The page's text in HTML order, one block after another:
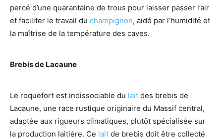
percé d’une quarantaine de trous pour laisser passer l’air
et faciliter le travail du champignon, aidé par l’humidité et
la maîtrise de la température des caves.
Brebis de Lacaune
Le roquefort est indissociable du lait des brebis de
Lacaune, une race rustique originaire du Massif central,
adaptée aux rigueurs climatiques, plutôt spécialisée sur
la production laitière. Ce lait de brebis doit être collecté